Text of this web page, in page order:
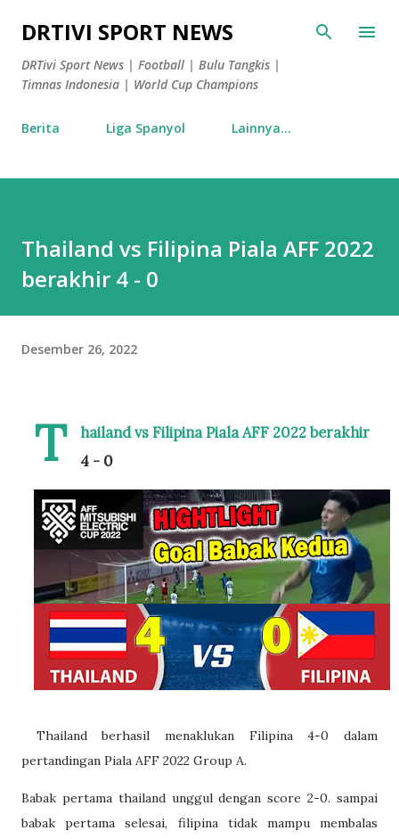
Langsung ke konten utama
DRTIVI SPORT NEWS
DRTivi Sport News | Football | Bulu Tangkis |
Timnas Indonesia | World Cup Champions
Berita Liga Spanyol Lainnya…
Thailand vs Filipina Piala AFF 2022
berakhir 4 - 0
Desember 26, 2022
T
hailand vs Filipina Piala AFF 2022 berakhir
4 - 0
Thailand berhasil menaklukan Filipina 4-0 dalam
pertandingan Piala AFF 2022 Group A.
Babak pertama thailand unggul dengan score 2-0. sampai
babak pertama selesai, filipina tidak mampu membalas